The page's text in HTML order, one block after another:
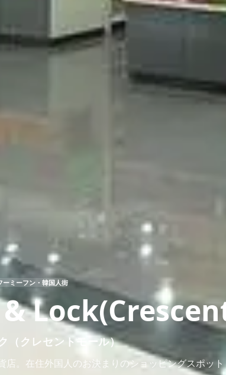
ーミーフン・韓国人街
（クレセントモール）
店。在住外国人のお決まりのショッピングスポット